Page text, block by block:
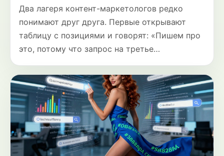
Два лагеря контент-маркетологов редко
понимают друг друга. Первые открывают
таблицу с позициями и говорят: «Пишем про
это, потому что запрос на третье…